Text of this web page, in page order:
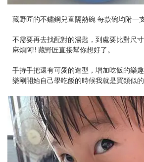
藏野匠的不鏽鋼兒童隔熱碗 每款碗均附一
不需要再去找配對的湯匙，到處要比對尺
麻煩阿!! 藏野匠直接幫你想好了。
手持手把還有可愛的造型，增加吃飯的樂
樂剛開始自己學吃飯的時候我就是買類似的